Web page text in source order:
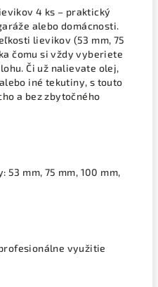
4 ks – praktický
alebo domácnosti.
lievikov (53 mm, 75
čomu si vždy vyberiete
Či už nalievate olej,
iné tekutiny, s touto
a bez zbytočného
mm, 75 mm, 100 mm,
využitie